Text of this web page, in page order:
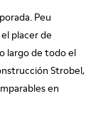
Peu
placer de
largo de todo el
Strobel,
en